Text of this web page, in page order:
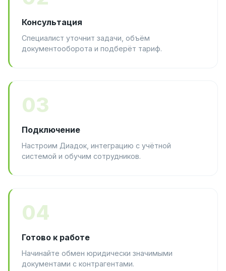
Консультация
Специалист уточнит задачи, объём
документооборота и подберёт тариф.
03
Подключение
Настроим Диадок, интеграцию с учётной
системой и обучим сотрудников.
04
Готово к работе
Начинайте обмен юридически значимыми
документами с контрагентами.